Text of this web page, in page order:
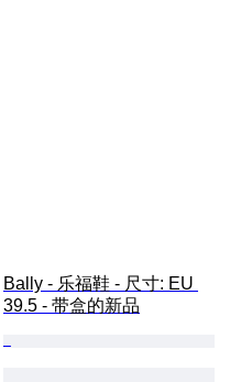
Bally - 乐福鞋 - 尺寸: EU
39.5 - 带盒的新品